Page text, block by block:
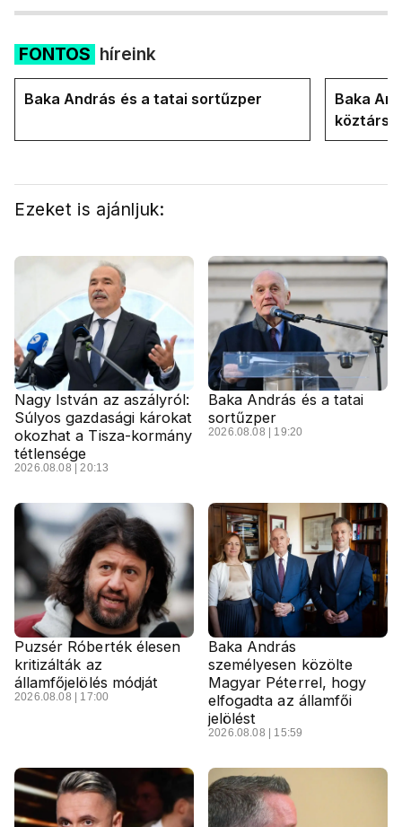
FONTOS híreink
Baka András és a tatai sortűzper
Baka
Ezeket is ajánljuk:
Nagy István az aszályról:
Súlyos gazdasági károkat
okozhat a Tisza-kormány
tétlensége
2026.08.08 | 20:13
Baka András és a tatai
sortűzper
2026.08.08 | 19:20
Puzsér Róberték élesen
kritizálták az
államfőjelölés módját
2026.08.08 | 17:00
Baka András
személyesen közölte
Magyar Péterrel, hogy
elfogadta az államfői
jelölést
2026.08.08 | 15:59